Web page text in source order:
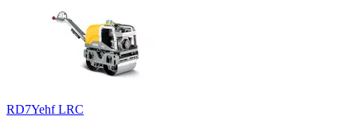
RD7Yehf LRC